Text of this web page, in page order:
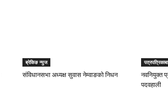
ब्रेकिङ न्युज
संविधानसभा अध्यक्ष सुवास नेम्वाङको निधन
नवनियुक्त
पदवहाली